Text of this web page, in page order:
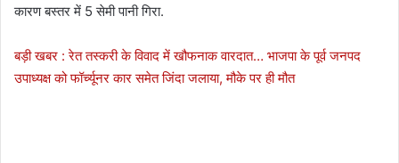
कारण बस्तर में 5 सेमी पानी गिरा.
बड़ी खबर : रेत तस्करी के विवाद में खौफनाक वारदात… भाजपा के पूर्व जनपद
उपाध्यक्ष को फॉर्च्यूनर कार समेत जिंदा जलाया, मौके पर ही मौत